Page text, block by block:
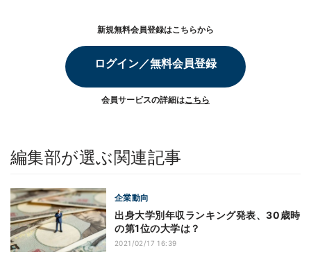
新規無料会員登録はこちらから
ログイン／無料会員登録
会員サービスの詳細はこちら
編集部が選ぶ関連記事
企業動向
出身大学別年収ランキング発表、30歳時
の第1位の大学は？
2021/02/17 16:39